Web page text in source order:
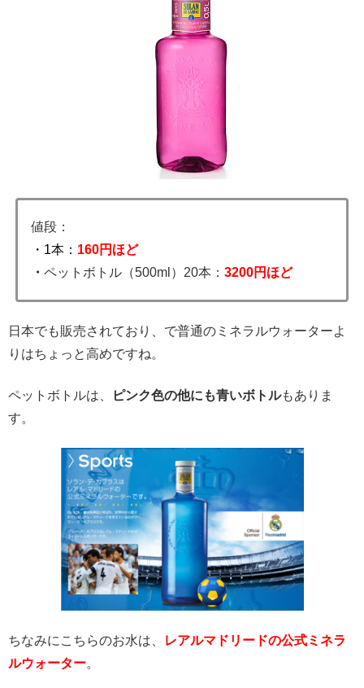
値段：
・1本： 160円ほど
・ ペットボトル（500ml）20本： 3200円ほど
日本でも販売されており、で普通のミネラルウォーターよ
りはちょっと高めですね。
ペットボトルは、 ピンク色の他にも青いボトルもありま
す。
ちなみにこちらのお水は、
レアルマドリードの公式ミネラ
ルウォーター。